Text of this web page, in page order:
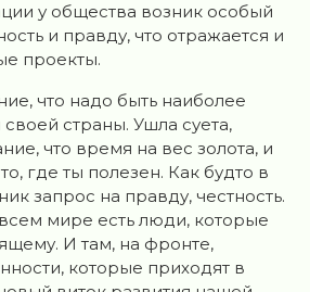
у общества возник особый
и правду, что отражается и
проекты.
что надо быть наиболее
страны. Ушла суета,
что время на вес золота, и
где ты полезен. Как будто в
запрос на правду, честность.
мире есть люди, которые
И там, на фронте,
которые приходят в